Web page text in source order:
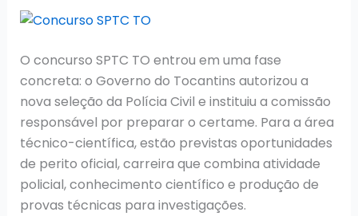
provas
marcadas
para
novembro
O concurso SPTC TO entrou em uma fase
concreta: o Governo do Tocantins autorizou a
nova seleção da Polícia Civil e instituiu a comissão
responsável por preparar o certame. Para a área
técnico-científica, estão previstas oportunidades
de perito oficial, carreira que combina atividade
policial, conhecimento científico e produção de
provas técnicas para investigações.